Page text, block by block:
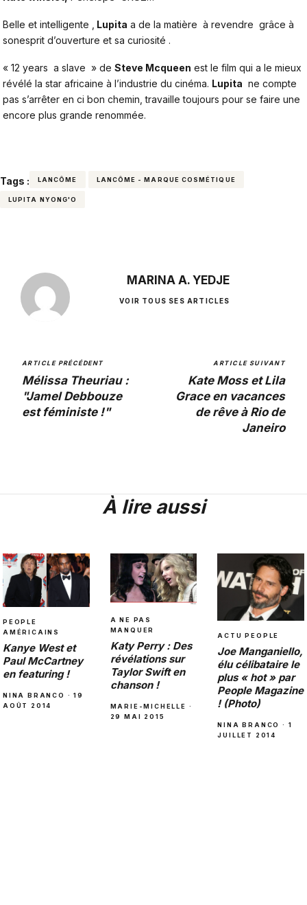
Belle et intelligente , Lupita a de la matière à revendre grâce à
sonesprit d’ouverture et sa curiosité .
« 12 years a slave » de Steve Mcqueen est le film qui a le mieux
révélé la star africaine à l’industrie du cinéma. Lupita ne compte
pas s’arrêter en ci bon chemin, travaille toujours pour se faire une
encore plus grande renommée.
Tags : LANCÔME LANCÔME - MARQUE COSMÉTIQUE
LUPITA NYONG'O
MARINA A. YEDJE
VOIR TOUS SES ARTICLES
ARTICLE PRÉCÉDENT
Mélissa Theuriau :
"Jamel Debbouze
est féministe !"
ARTICLE SUIVANT
Kate Moss et Lila
Grace en vacances
de rêve à Rio de
Janeiro
À lire aussi
PEOPLE
AMÉRICAINS
Kanye West et
Paul McCartney
en featuring !
NINA BRANCO · 19
AOÛT 2014
A NE PAS
MANQUER
Katy Perry : Des
révélations sur
Taylor Swift en
chanson !
MARIE-MICHELLE ·
29 MAI 2015
ACTU PEOPLE
Joe Manganiello,
élu célibataire le
plus « hot » par
People Magazine
! (Photo)
NINA BRANCO · 1
JUILLET 2014